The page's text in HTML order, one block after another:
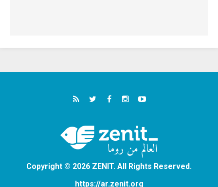
Copyright © 2026 ZENIT. All Rights Reserved.
https://ar.zenit.org